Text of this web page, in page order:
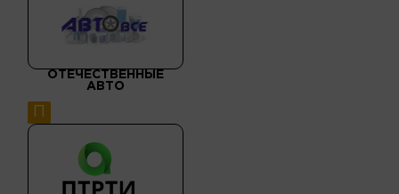
ОТЕЧЕСТВЕННЫЕ
АВТО